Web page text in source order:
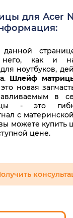
для Acer
как и на
ноутбуков,
. Шлейф
новая
в
- это
с
можете
цене.